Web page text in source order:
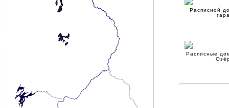
Расписной
Расписные